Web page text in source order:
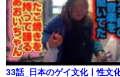
33話_日本のゲイ文化ㅣ性文化